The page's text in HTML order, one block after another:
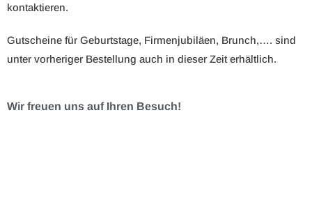
kontaktieren.
Gutscheine für Geburtstage, Firmenjubiläen, Brunch,…. sind
unter vorheriger Bestellung auch in dieser Zeit erhältlich.
Wir freuen uns auf Ihren Besuch!